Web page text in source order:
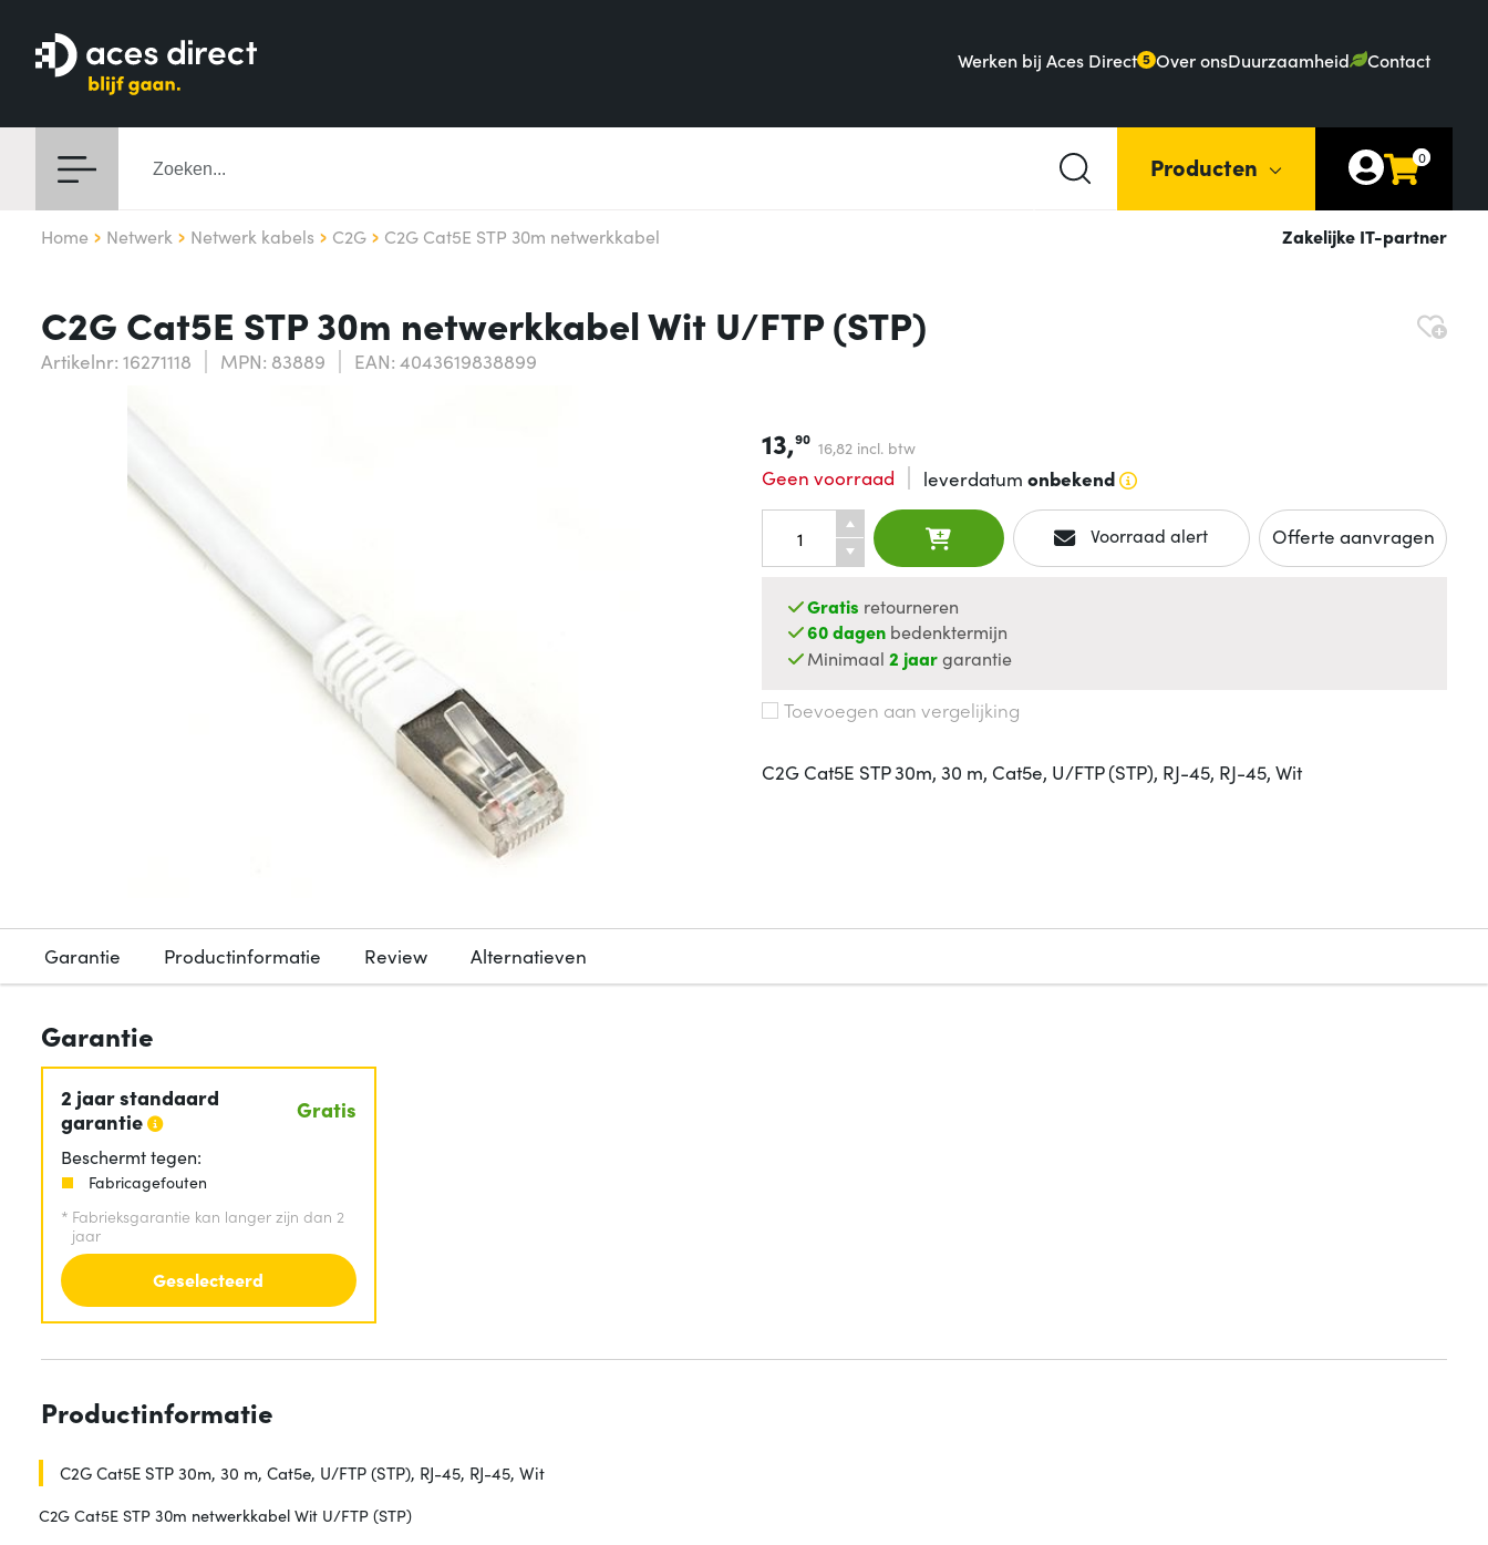
Werken bij Aces Direct 5 Over onsDuurzaamheid Contact
Producten 0
Home Netwerk Netwerk kabels C2G C2G Cat5E STP 30m netwerkkabel Zakelijke IT-partner
C2G Cat5E STP 30m netwerkkabel Wit U/FTP (STP)
Artikelnr: 16271118 MPN: 83889 EAN: 4043619838899
13,90 16,82 incl. btw
Geen voorraad leverdatum onbekend
Voorraad alert Offerte aanvragen
Gratis retourneren
60 dagen bedenktermijn
Minimaal2 jaargarantie
Toevoegen aan vergelijking
C2G Cat5E STP 30m, 30 m, Cat5e, U/FTP (STP), RJ-45, RJ-45, Wit
Garantie Productinformatie Review Alternatieven
Garantie
2 jaar standaard
garantie
Gratis
Beschermt tegen:
Fabricagefouten
* Fabrieksgarantie kan langer zijn dan 2
jaar
Geselecteerd
Productinformatie
C2G Cat5E STP 30m, 30 m, Cat5e, U/FTP (STP), RJ-45, RJ-45, Wit
C2G Cat5E STP 30m netwerkkabel Wit U/FTP (STP)